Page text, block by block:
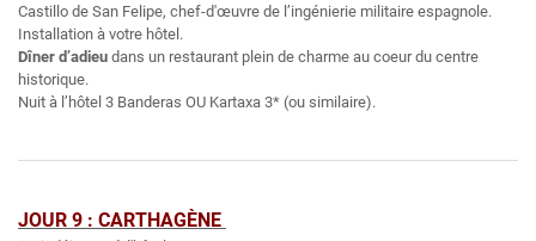
Castillo de San Felipe, chef-d'œuvre de l’ingénierie militaire espagnole.
Installation à votre hôtel.
Dîner d’adieu dans un restaurant plein de charme au coeur du centre
historique.
Nuit à l’hôtel 3 Banderas OU Kartaxa 3* (ou similaire).
JOUR 9 : CARTHAGÈNE